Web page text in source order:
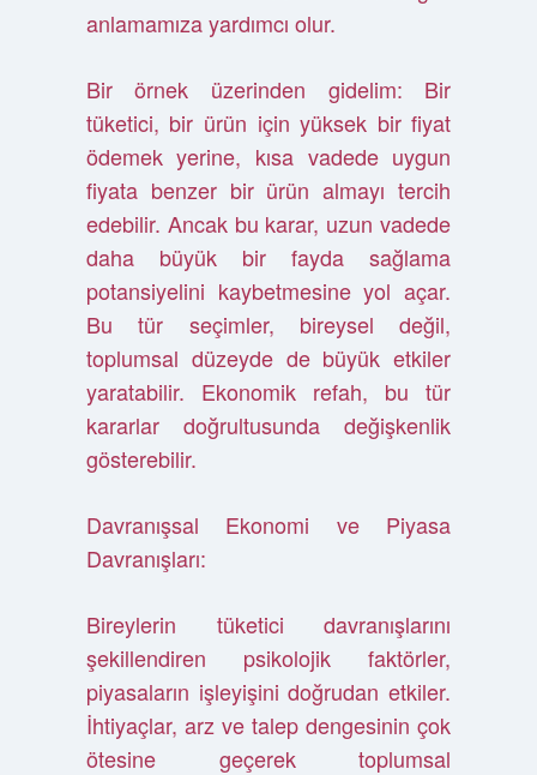
anlamamıza yardımcı olur.
Bir örnek üzerinden gidelim: Bir
tüketici, bir ürün için yüksek bir fiyat
ödemek yerine, kısa vadede uygun
fiyata benzer bir ürün almayı tercih
edebilir. Ancak bu karar, uzun vadede
daha büyük bir fayda sağlama
potansiyelini kaybetmesine yol açar.
Bu tür seçimler, bireysel değil,
toplumsal düzeyde de büyük etkiler
yaratabilir. Ekonomik refah, bu tür
kararlar doğrultusunda değişkenlik
gösterebilir.
Davranışsal Ekonomi ve Piyasa
Davranışları:
Bireylerin tüketici davranışlarını
şekillendiren psikolojik faktörler,
piyasaların işleyişini doğrudan etkiler.
İhtiyaçlar, arz ve talep dengesinin çok
ötesine geçerek toplumsal